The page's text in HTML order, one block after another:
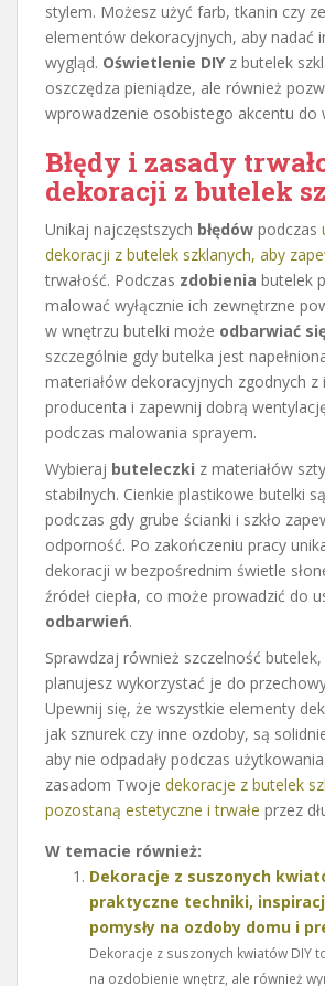
stylem. Możesz użyć farb, tkanin czy
elementów dekoracyjnych, aby nadać
wygląd. Oświetlenie DIYz butelek
oszczędza pieniądze, ale również
wprowadzenie osobistego akcentu do
Błędy i zasady
dekoracji z butelek
Unikaj najczęstszych błędów podczas
dekoracji z butelek szklanych, aby
trwałość. Podczas zdobienia butelek
malować wyłącznie ich zewnętrzne
w wnętrzu butelki może odbarwiać
szczególnie gdy butelka jest
materiałów dekoracyjnych zgodnych z
producenta i zapewnij dobrą
podczas malowania sprayem.
Wybieraj buteleczki z materiałów
stabilnych. Cienkie plastikowe butelki
podczas gdy grube ścianki i szkło
odporność. Po zakończeniu pracy
dekoracji w bezpośrednim świetle
źródeł ciepła, co może prowadzić do
odbarwień.
Sprawdzaj również szczelność butelek,
planujesz wykorzystać je do
Upewnij się, że wszystkie elementy
jak sznurek czy inne ozdoby, są
aby nie odpadały podczas
zasadom Twoje dekoracje z butelek
pozostaną estetyczne i trwałe przez
W temacie również:
Dekoracje z suszonych
praktyczne techniki,
pomysły na ozdoby domu i
Dekoracje z suszonych kwiatów DIY
na ozdobienie wnętrz, ale również